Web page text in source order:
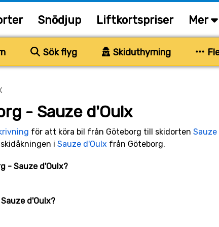
Snödjup Liftkortspriser Mer
Sök flyg Skiduthyrning
- Sauze d'Oulx
för att köra bil från Göteborg till skidorten Sauze
i Sauze d'Oulx från Göteborg.
- Sauze d'Oulx?
d'Oulx?